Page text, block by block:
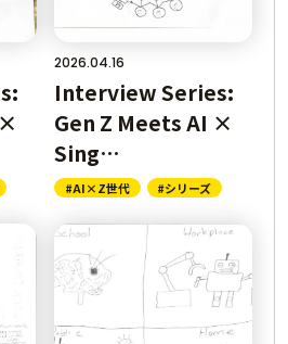
2026.04.16
#AI×Z世代 #シリーズ
Interview Series:
Gen Z Meets AI ×
Sing…